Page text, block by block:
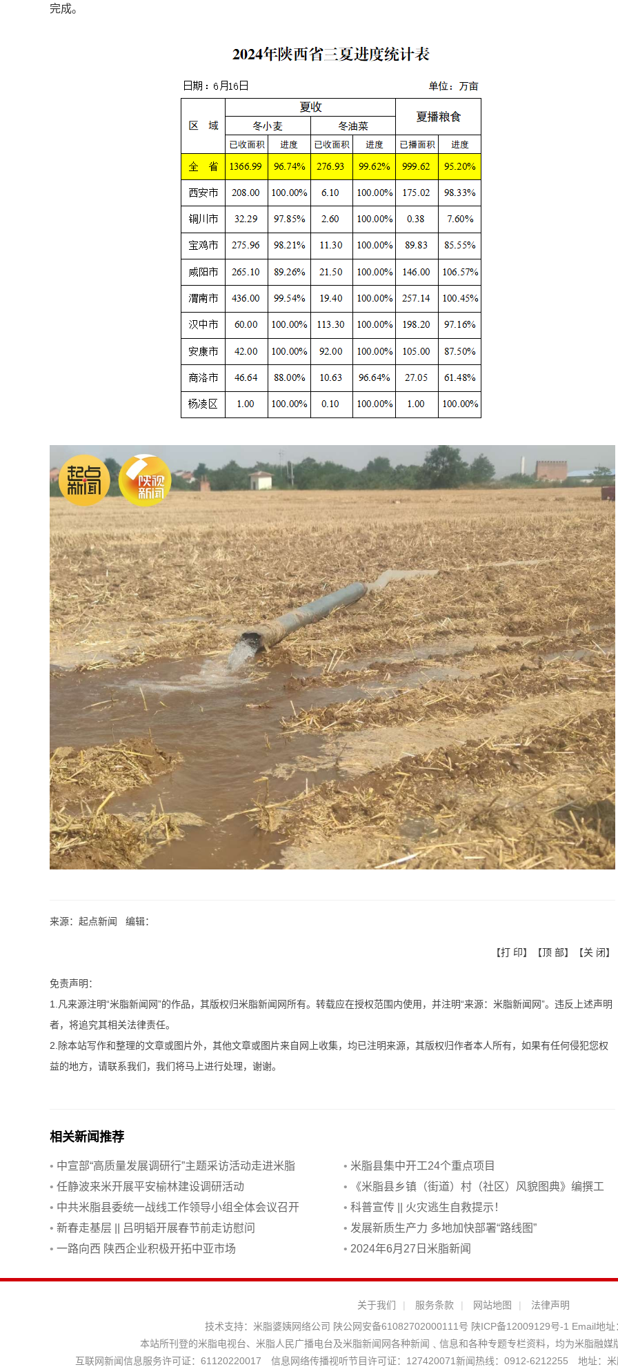
完成。
来源：起点新闻 编辑：
【打 印】【顶 部】【关 闭】
免责声明：
1.凡来源注明“米脂新闻网”的作品，其版权归米脂新闻网所有。转载应在授权范围内使用，并注明“来源：米脂新闻网”。违反上述声明
者，将追究其相关法律责任。
2.除本站写作和整理的文章或图片外，其他文章或图片来自网上收集，均已注明来源，其版权归作者本人所有，如果有任何侵犯您权
益的地方，请联系我们，我们将马上进行处理，谢谢。
相关新闻推荐
• 中宣部“高质量发展调研行”主题采访活动走进米脂 • 米脂县集中开工24个重点项目
• 任静波来米开展平安榆林建设调研活动 •
《米脂县乡镇（街道）村（社区）风貌图典》编撰工
作会议召开
• 中共米脂县委统一战线工作领导小组全体会议召开 • 科普宣传 || 火灾逃生自救提示！
• 新春走基层 || 吕明韬开展春节前走访慰问 • 发展新质生产力 多地加快部署“路线图”
• 一路向西 陕西企业积极开拓中亚市场 • 2024年6月27日米脂新闻
关于我们 | 服务条款 | 网站地图 |
法律声明
技术支持： 米脂婆姨网络公司 陕公网安备61082702000111号 陕ICP备12009129号-1 Email地址
本站所刊登的米脂电视台、米脂人民广播电台及米脂新闻网各种新闻﹑信息和各种专题专栏资料，均为米脂融
互联网新闻信息服务许可证：61120220017 信息网络传播视听节目许可证：127420071新闻热线：0912-6212255 地址